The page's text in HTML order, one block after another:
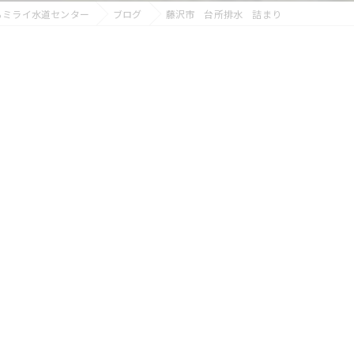
ライ水道センター ブログ 藤沢市 台所排水 詰まり